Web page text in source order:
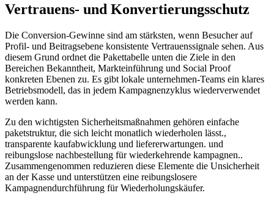
Vertrauens- und Konvertierungsschutz
Die Conversion-Gewinne sind am stärksten, wenn Besucher auf
Profil- und Beitragsebene konsistente Vertrauenssignale sehen. Aus
diesem Grund ordnet die Pakettabelle unten die Ziele in den
Bereichen Bekanntheit, Markteinführung und Social Proof
konkreten Ebenen zu. Es gibt lokale unternehmen-Teams ein klares
Betriebsmodell, das in jedem Kampagnenzyklus wiederverwendet
werden kann.
Zu den wichtigsten Sicherheitsmaßnahmen gehören einfache
paketstruktur, die sich leicht monatlich wiederholen lässt.,
transparente kaufabwicklung und liefererwartungen. und
reibungslose nachbestellung für wiederkehrende kampagnen..
Zusammengenommen reduzieren diese Elemente die Unsicherheit
an der Kasse und unterstützen eine reibungslosere
Kampagnendurchführung für Wiederholungskäufer.